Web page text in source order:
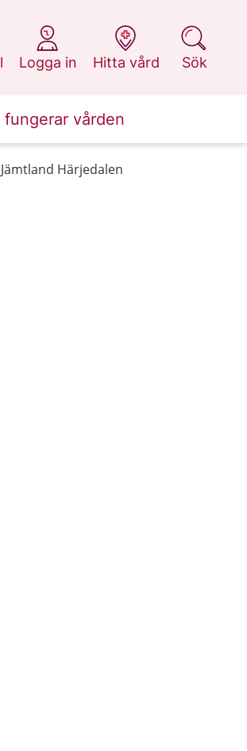
Logga in
på 1177.se
Hitta vård
på 1177.se
Sök
på 1177.se
fungerar vården
Härjedalen